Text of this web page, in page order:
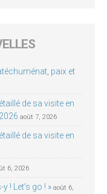
paix et
de sa visite en
août 7, 2026
de sa visite en
6, 2026
! Let’s go ! » août 6,